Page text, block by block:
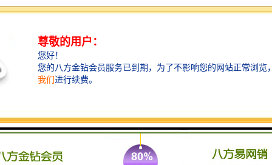
在应用场景中，速度传感器在农业领域有着特的应用。
度，确保农药喷洒或种子播种的均匀性。在物流运输
中，速度传感器可安装在车辆上，实时监测车辆的行驶
速度，为物流调度和安全管理提供数据依据。总之，速
升级提供了重要保障。